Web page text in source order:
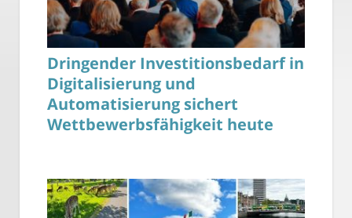
Dringender Investitionsbedarf in
Digitalisierung und
Automatisierung sichert
Wettbewerbsfähigkeit heute